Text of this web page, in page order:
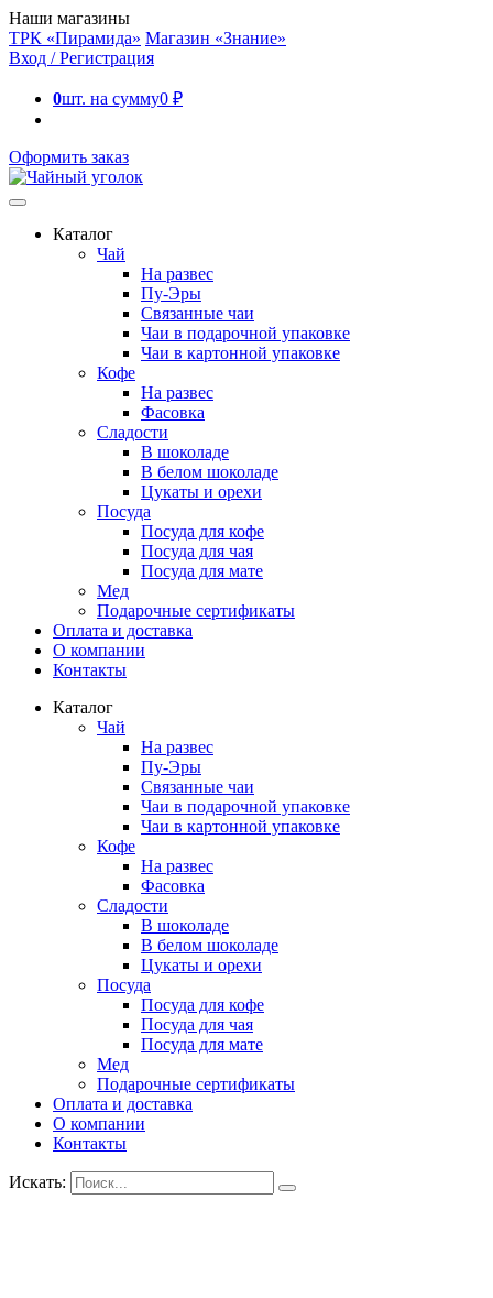
Наши магазины
ТРК «Пирамида» Магазин «Знание»
Вход / Регистрация
0шт. на сумму0 ₽
Оформить заказ
Каталог
Чай
На развес
Пу-Эры
Связанные чаи
Чаи в подарочной упаковке
Чаи в картонной упаковке
Кофе
На развес
Фасовка
Сладости
В шоколаде
В белом шоколаде
Цукаты и орехи
Посуда
Посуда для кофе
Посуда для чая
Посуда для мате
Мед
Подарочные сертификаты
Оплата и доставка
О компании
Контакты
Каталог
Чай
На развес
Пу-Эры
Связанные чаи
Чаи в подарочной упаковке
Чаи в картонной упаковке
Кофе
На развес
Фасовка
Сладости
В шоколаде
В белом шоколаде
Цукаты и орехи
Посуда
Посуда для кофе
Посуда для чая
Посуда для мате
Мед
Подарочные сертификаты
Оплата и доставка
О компании
Контакты
Искать: